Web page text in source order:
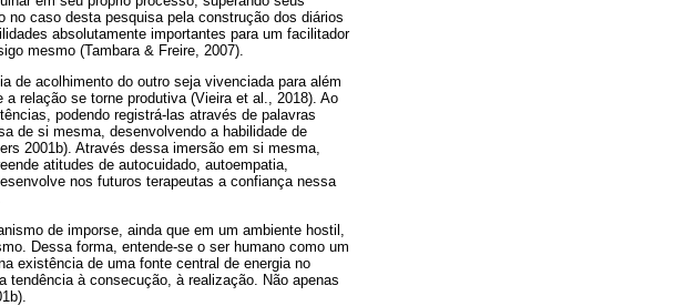
caso desta pesquisa pela construção dos diários
absolutamente importantes para um facilitador
mesmo (Tambara & Freire, 2007).
de acolhimento do outro seja vivenciada para além
relação se torne produtiva (Vieira et al., 2018). Ao
podendo registrá-las através de palavras
de si mesma, desenvolvendo a habilidade de
2001b). Através dessa imersão em si mesma,
atitudes de autocuidado, autoempatia,
nos futuros terapeutas a confiança nessa
de imporse, ainda que em um ambiente hostil,
Dessa forma, entende-se o ser humano como um
existência de uma fonte central de energia no
tendência à consecução, à realização. Não apenas